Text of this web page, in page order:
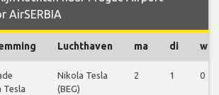
AirSERBIA
Luchthaven ma di wo
Tesla
Nikola Tesla
(BEG)
2 1 0